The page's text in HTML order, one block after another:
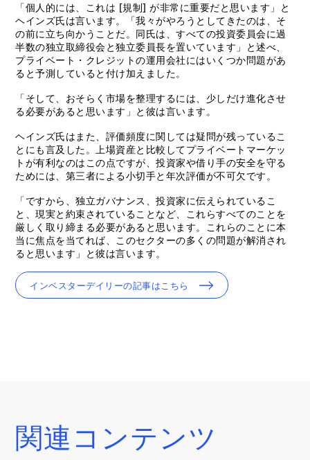
「個人的には、これは [規制] が非常に重要だと思います」と
ヘインズ氏は言います。「我々がやろうとしてきたのは、そ
の前に立ち向かうことだ。同氏は、すべての投資委員会に過
半数の独立取締役会と独立委員長を置いています」と述べ、
プライベート・クレジットの運用会社にはいくつか問題があ
ると予測していると付け加えました。
「そして、おそらく市場を整理するには、少しだけ進化させ
る必要があると思います」と彼は言います。
ヘインズ氏はまた、評価頻度に関しては疑問が残っているこ
とにも言及した。上場資産と比較してプライベートマーケッ
トが有利なのはこの点ですが、投資家や借り手の安全を守る
ためには、第三者による小切手と年次評価が不可欠です。
「ですから、独立ガバナンス、投資家に伝えられているこ
と、現実と約束されていることなど、これらすべてのことを
厳しく取り締まる必要があると思います。これらのことに本
当に焦点を当てれば、このセクターの多くの問題が解消され
ると思います」と彼は言います。
インベスターデイリーの記事はこちら
関連コンテンツ